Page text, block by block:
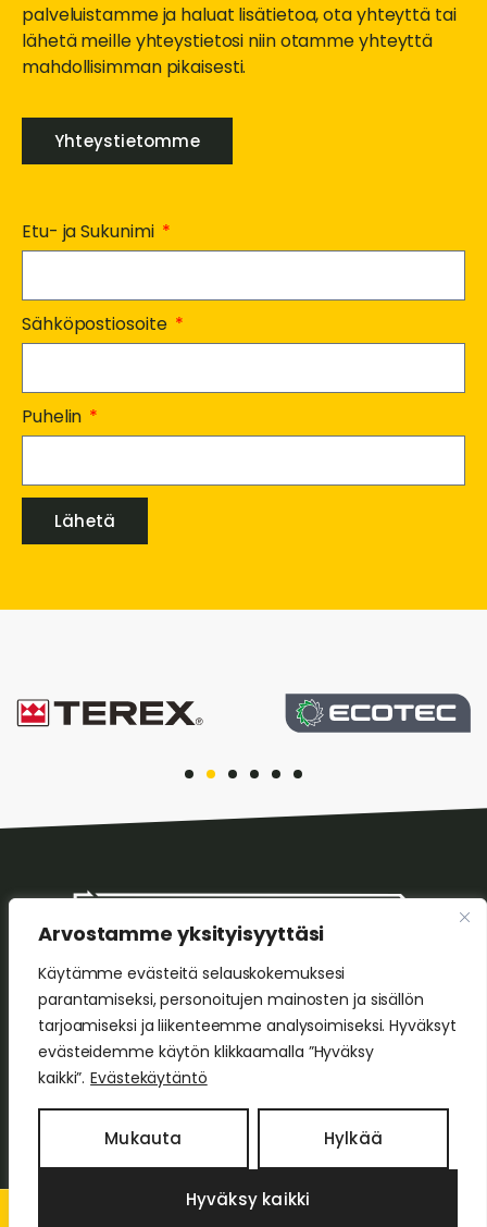
Arvostamme yksityisyyttäsi
Käytämme evästeitä selauskokemuksesi
parantamiseksi, personoitujen mainosten ja sisällön
tarjoamiseksi ja liikenteemme analysoimiseksi. Hyväksyt
evästeidemme käytön klikkaamalla ”Hyväksy
kaikki”. Evästekäytäntö
Mukauta Hylkää
Hyväksy kaikki
palveluistamme ja haluat lisätietoa, ota yhteyttä tai
lähetä meille yhteystietosi niin otamme yhteyttä
mahdollisimman pikaisesti.
Yhteystietomme
Etu- ja Sukunimi
Sähköpostiosoite
Puhelin
Lähetä
HS Tekniikka Oy
Leikontie 8, 05820 Hyvinkää
Harri Sorvoja
p. 0400 642 147
+358 400 642 147